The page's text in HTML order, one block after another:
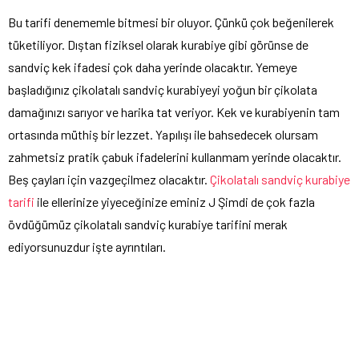
Bu tarifi denememle bitmesi bir oluyor. Çünkü çok beğenilerek
tüketiliyor. Dıştan fiziksel olarak kurabiye gibi görünse de
sandviç kek ifadesi çok daha yerinde olacaktır. Yemeye
başladığınız çikolatalı sandviç kurabiyeyi yoğun bir çikolata
damağınızı sarıyor ve harika tat veriyor. Kek ve kurabiyenin tam
ortasında müthiş bir lezzet. Yapılışı ile bahsedecek olursam
zahmetsiz pratik çabuk ifadelerini kullanmam yerinde olacaktır.
Beş çayları için vazgeçilmez olacaktır. Çikolatalı sandviç kurabiye
tarifi ile ellerinize yiyeceğinize eminiz J Şimdi de çok fazla
övdüğümüz çikolatalı sandviç kurabiye tarifini merak
ediyorsunuzdur işte ayrıntıları.